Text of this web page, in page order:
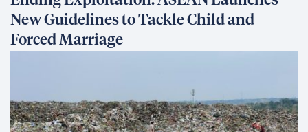
New Guidelines to Tackle Child and
Forced Marriage